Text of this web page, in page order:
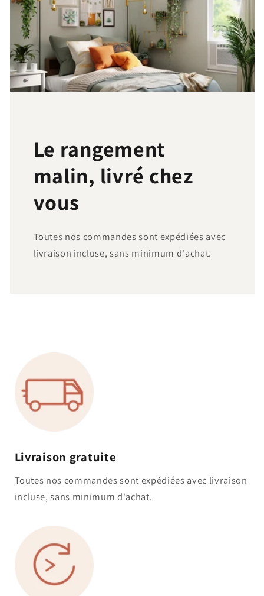
Le rangement
malin, livré chez
vous
Toutes nos commandes sont expédiées avec
livraison incluse, sans minimum d'achat.
Livraison gratuite
Toutes nos commandes sont expédiées avec livraison
incluse, sans minimum d'achat.